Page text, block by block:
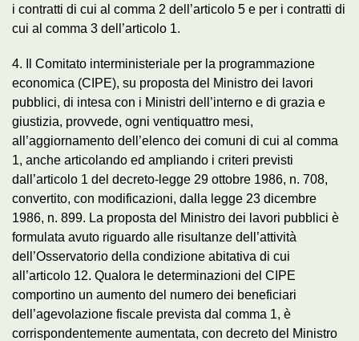
i contratti di cui al comma 2 dell’articolo 5 e per i contratti di
cui al comma 3 dell’articolo 1.
4. Il Comitato interministeriale per la programmazione
economica (CIPE), su proposta del Ministro dei lavori
pubblici, di intesa con i Ministri dell’interno e di grazia e
giustizia, provvede, ogni ventiquattro mesi,
all’aggiornamento dell’elenco dei comuni di cui al comma
1, anche articolando ed ampliando i criteri previsti
dall’articolo 1 del decreto-legge 29 ottobre 1986, n. 708,
convertito, con modificazioni, dalla legge 23 dicembre
1986, n. 899. La proposta del Ministro dei lavori pubblici è
formulata avuto riguardo alle risultanze dell’attività
dell’Osservatorio della condizione abitativa di cui
all’articolo 12. Qualora le determinazioni del CIPE
comportino un aumento del numero dei beneficiari
dell’agevolazione fiscale prevista dal comma 1, è
corrispondentemente aumentata, con decreto del Ministro